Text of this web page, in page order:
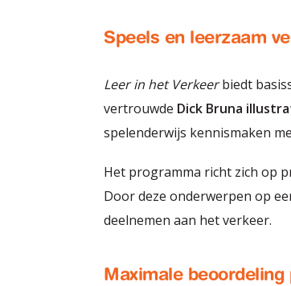
Speels en leerzaam
Leer in het Verkeerbiedt
vertrouwde Dick Bruna
spelenderwijs kennismaken
Het programma richt zich op
Door deze onderwerpen op
deelnemen aan het verkeer.
Maximale beoordeling